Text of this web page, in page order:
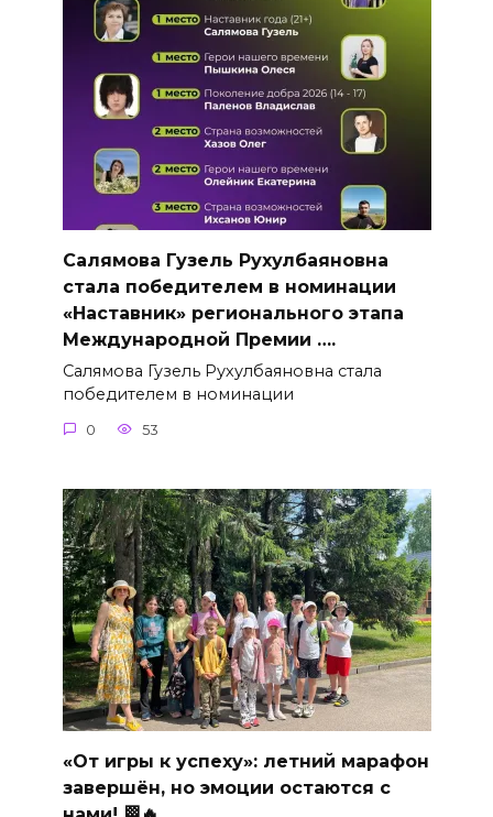
Салямова Гузель Рухулбаяновна
стала победителем в номинации
«Наставник» регионального этапа
Международной Премии ….
Салямова Гузель Рухулбаяновна стала
победителем в номинации
0 53
«От игры к успеху»: летний марафон
завершён, но эмоции остаются с